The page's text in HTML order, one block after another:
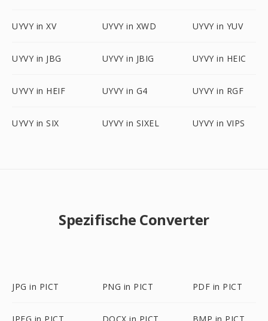
UYVY in XV UYVY in XWD UYVY in YUV
UYVY in JBG UYVY in JBIG UYVY in HEIC
UYVY in HEIF UYVY in G4 UYVY in RGF
UYVY in SIX UYVY in SIXEL UYVY in VIPS
Spezifische Converter
JPG in PICT PNG in PICT PDF in PICT